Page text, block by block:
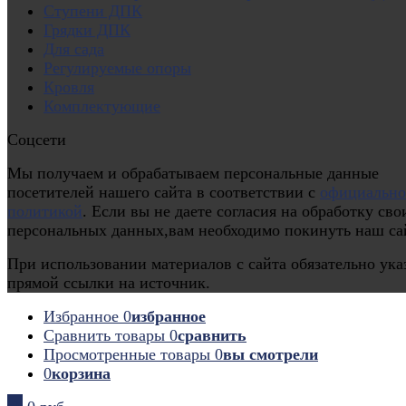
Ступени ДПК
Грядки ДПК
Для сада
Регулируемые опоры
Кровля
Комплектующие
Соцсети
Мы получаем и обрабатываем персональные данные
посетителей нашего сайта в соответствии с
политикой. Если вы не даете согласия на обработку
персональных данных,вам необходимо покинуть наш
При использовании материалов с сайта обязательно
прямой ссылки на источник.
Избранное 0избранное
Сравнить товары 0сравнить
Просмотренные товары 0вы смотрели
0корзина